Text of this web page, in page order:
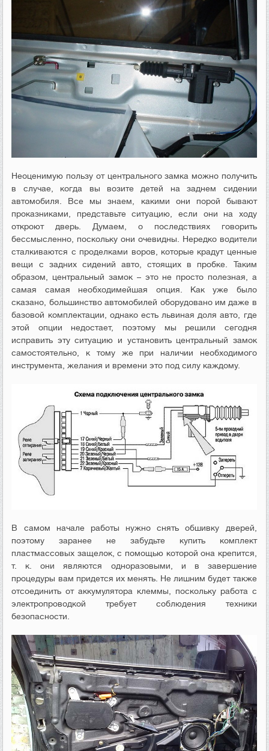
Неоценимую пользу от центрального замка можно получить
в случае, когда вы возите детей на заднем сидении
автомобиля. Все мы знаем, какими они порой бывают
проказниками, представьте ситуацию, если они на ходу
откроют дверь. Думаем, о последствиях говорить
бессмысленно, поскольку они очевидны. Нередко водители
сталкиваются с проделками воров, которые крадут ценные
вещи с задних сидений авто, стоящих в пробке. Таким
образом, центральный замок – это не просто полезная, а
самая самая необходимейшая опция. Как уже было
сказано, большинство автомобилей оборудовано им даже в
базовой комплектации, однако есть львиная доля авто, где
этой опции недостает, поэтому мы решили сегодня
исправить эту ситуацию и установить центральный замок
самостоятельно, к тому же при наличии необходимого
инструмента, желания и времени это под силу каждому.
В самом начале работы нужно снять обшивку дверей,
поэтому заранее не забудьте купить комплект
пластмассовых защелок, с помощью которой она крепится,
т. к. они являются одноразовыми, и в завершение
процедуры вам придется их менять. Не лишним будет также
отсоединить от аккумулятора клеммы, поскольку работа с
электропроводкой требует соблюдения техники
безопасности.